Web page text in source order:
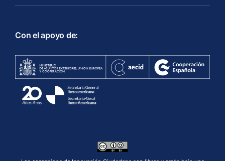
Con el apoyo de: